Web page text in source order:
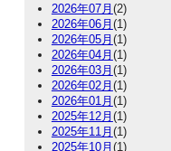
2026年07月 (2)
2026年06月 (1)
2026年05月 (1)
2026年04月 (1)
2026年03月 (1)
2026年02月 (1)
2026年01月 (1)
2025年12月 (1)
2025年11月 (1)
2025年10月 (1)